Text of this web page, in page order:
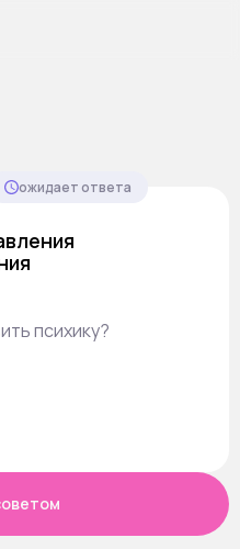
ожидает ответа
психику?